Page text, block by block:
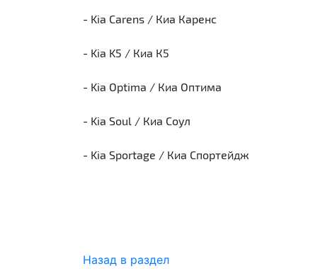
- Kia Carens / Киа Каренс
- Kia K5 / Киа К5
- Kia Optima / Киа Оптима
- Kia Soul / Киа Соул
- Kia Sportage / Киа Спортейдж
Назад в раздел